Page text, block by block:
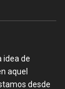
idea de
aquel
desde